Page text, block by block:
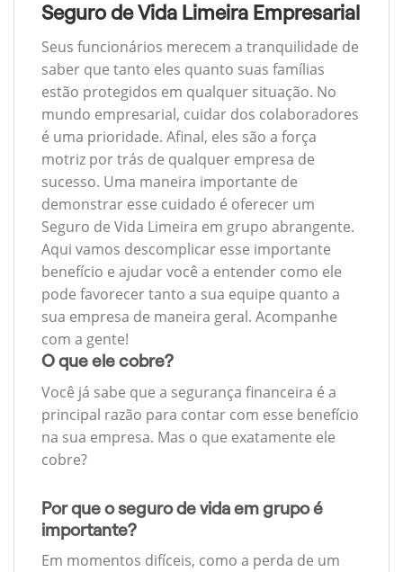
Seguro de Vida Limeira Empresarial
Seus funcionários merecem a tranquilidade de
saber que tanto eles quanto suas famílias
estão protegidos em qualquer situação. No
mundo empresarial, cuidar dos colaboradores
é uma prioridade. Afinal, eles são a força
motriz por trás de qualquer empresa de
sucesso. Uma maneira importante de
demonstrar esse cuidado é oferecer um
Seguro de Vida Limeira em grupo abrangente.
Aqui vamos descomplicar esse importante
benefício e ajudar você a entender como ele
pode favorecer tanto a sua equipe quanto a
sua empresa de maneira geral. Acompanhe
com a gente!
O que ele cobre?
Você já sabe que a segurança financeira é a
principal razão para contar com esse benefício
na sua empresa. Mas o que exatamente ele
cobre?
Por que o seguro de vida em grupo é
importante?
Em momentos difíceis, como a perda de um